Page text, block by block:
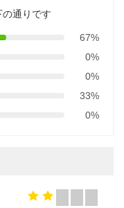
通りです
67%
0%
0%
33%
0%